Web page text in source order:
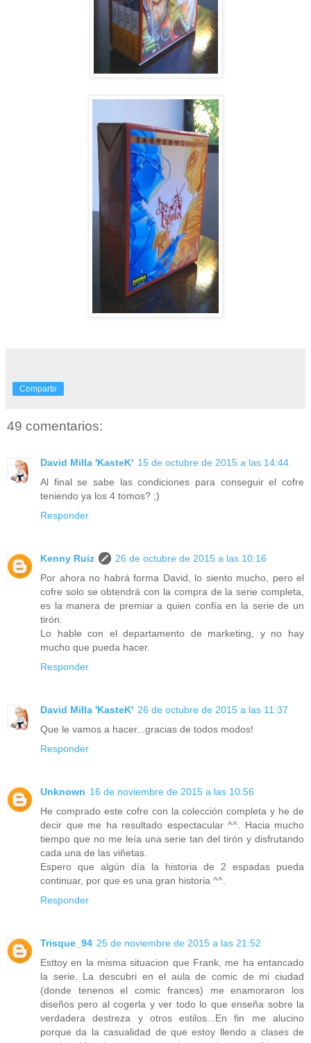
Compartir
49 comentarios:
David Milla 'KasteK' 15 de octubre de 2015 a las 14:44
Al final se sabe las condiciones para conseguir el cofre
teniendo ya los 4 tomos? ;)
Responder
Kenny Ruiz
26 de octubre de 2015 a las 10:16
Por ahora no habrá forma David, lo siento mucho, pero el
cofre solo se obtendrá con la compra de la serie completa,
es la manera de premiar a quien confía en la serie de un
tirón.
Lo hable con el departamento de marketing, y no hay
mucho que pueda hacer.
Responder
David Milla 'KasteK' 26 de octubre de 2015 a las 11:37
Que le vamos a hacer...gracias de todos modos!
Responder
Unknown 16 de noviembre de 2015 a las 10:56
He comprado este cofre con la colección completa y he de
decir que me ha resultado espectacular ^^. Hacia mucho
tiempo que no me leía una serie tan del tirón y disfrutando
cada una de las viñetas.
Espero que algún día la historia de 2 espadas pueda
continuar, por que es una gran historia ^^.
Responder
Trisque_94 25 de noviembre de 2015 a las 21:52
Esttoy en la misma situacion que Frank, me ha entancado
la serie. La descubri en el aula de comic de mi ciudad
(donde tenenos el comic frances) me enamoraron los
diseños pero al cogerla y ver todo lo que enseña sobre la
verdadera destreza y otros estilos...En fin me alucino
porque da la casualidad de que estoy llendo a clases de